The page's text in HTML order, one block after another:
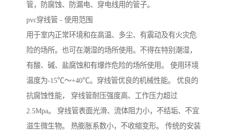
管，防腐蚀、防漏电、穿电线用的管子。
pvc穿线管 - 使用范围
用于室内正常环境和在高温、多尘、有震动及有火灾危
险的场所。也可在潮湿的场所使用。不得在特别潮湿，
有酸、碱、盐腐蚀和有爆炸危险的场所使用。 使用环境
温度为-15℃～+40℃。穿线管优良的机械性能。 优良的
抗腐蚀性能， 穿线管耐压强度高、工作压力超过
2.5Mpa。 穿线管表面光滑、流体阻力小，不结垢、不宜
滋生微生物。 热膨胀系数小，不收缩变形。 传统的安装